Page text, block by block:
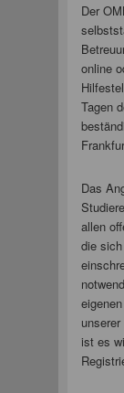
Der
online
Tagen
Das
allen
die
ist es